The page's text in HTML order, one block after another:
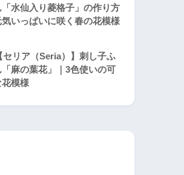
「水仙入り菱格子」の作り方
気いっぱいに咲く春の花模様
セリア（Seria）】刺し子ふ
「麻の葉花」｜3色使いの可
模様